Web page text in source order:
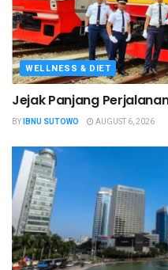
WELLNESS & DIET
Jejak Panjang
BYIBNU SUTOWO AUGUST 6, 2026